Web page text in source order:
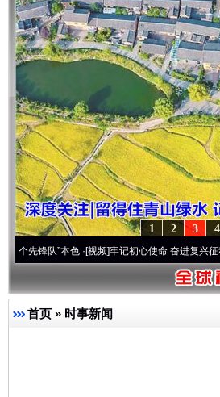
4
3
2
1
”本色·[视频]牢记初心使命 奋进复兴征程丨宝塔山
首页 » 时事新闻